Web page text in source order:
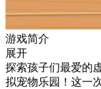
游戏简介
展开
探索孩子们最爱的
拟宠物乐园！这一